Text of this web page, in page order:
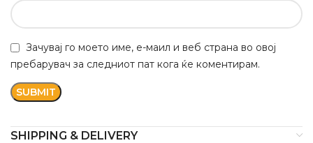
Зачувај го моето име, е-маил и веб страна во овој
пребарувач за следниот пат кога ќе коментирам.
SHIPPING & DELIVERY